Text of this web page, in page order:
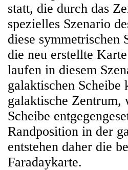
statt, die durch das
spezielles Szenario
diese symmetrischen
die neu erstellte
laufen in diesem
galaktischen
galaktische Zentrum,
Scheibe
Randposition in der
entstehen daher die
Faradaykarte.